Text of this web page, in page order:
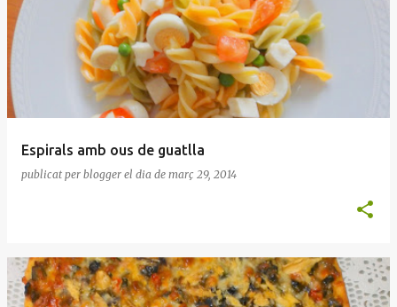
Espirals amb ous de guatlla
publicat per blogger el dia de març 29, 2014